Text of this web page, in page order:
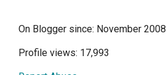
On Blogger since: November 2008
Profile views: 17,993